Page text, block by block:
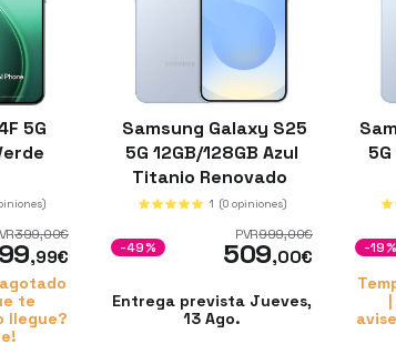
5G
399,00€
,99€
te
llegue?
Samsung Galaxy S25
5G 12GB/128GB Azul
Titanio Renovado
1 (0 opiniones)
PVR999,00€
509,00€
-49%
Entrega prevista Jueves,
13 Ago.
-19%